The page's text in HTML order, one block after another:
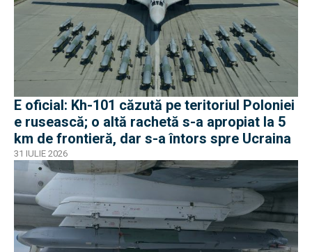
E oficial: Kh-101 căzută pe teritoriul Poloniei
e rusească; o altă rachetă s-a apropiat la 5
km de frontieră, dar s-a întors spre Ucraina
31 IULIE 2026